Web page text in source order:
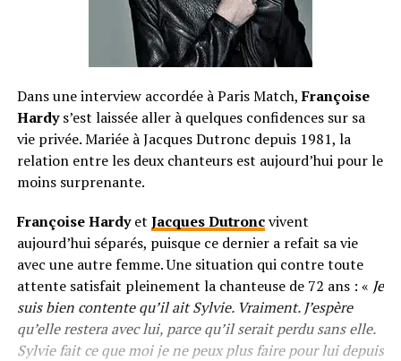
Dans une interview accordée à Paris Match,Françoise
Hardys’est laissée aller à quelques confidences sur sa
vie privée. Mariée à Jacques Dutronc depuis 1981, la
relation entre les deux chanteurs est aujourd’hui pour le
moins surprenante.
Françoise Hardyet Jacques Dutroncvivent
aujourd’hui séparés, puisque ce dernier a refait sa vie
avec une autre femme. Une situation qui contre toute
attente satisfait pleinement la chanteuse de 72 ans : « Je
suis bien contente qu’il ait Sylvie. Vraiment. J’espère
qu’elle restera avec lui, parce qu’il serait perdu sans elle.
Sylvie fait ce que moi je ne peux plus faire pour lui depuis